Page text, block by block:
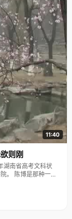
11:40
则刚
眼
我就很直接的
？"陈博扑哧一下
也是有一点的，小时